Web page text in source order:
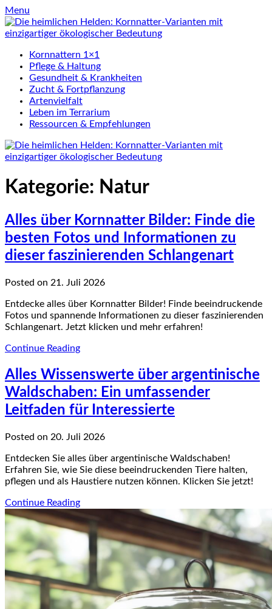
Skip
to
content
Menu
Kornnattern 1×1
Pflege & Haltung
Gesundheit & Krankheiten
Zucht & Fortpflanzung
Artenvielfalt
Leben im Terrarium
Ressourcen & Empfehlungen
Kategorie: Natur
Alles über Kornnatter Bilder: Finde die
besten Fotos und Informationen zu
dieser faszinierenden Schlangenart
Posted on 21. Juli 2026
Entdecke alles über Kornnatter Bilder! Finde beeindruckende
Fotos und spannende Informationen zu dieser faszinierenden
Schlangenart. Jetzt klicken und mehr erfahren!
Continue Reading
Alles Wissenswerte über argentinische
Waldschaben: Ein umfassender
Leitfaden für Interessierte
Posted on 20. Juli 2026
Entdecken Sie alles über argentinische Waldschaben!
Erfahren Sie, wie Sie diese beeindruckenden Tiere halten,
pflegen und als Haustiere nutzen können. Klicken Sie jetzt!
Continue Reading